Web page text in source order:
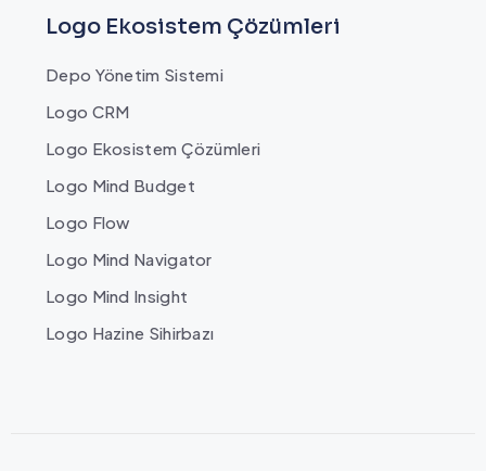
Logo Ekosistem Çözümleri
Depo Yönetim Sistemi
Logo CRM
Logo Ekosistem Çözümleri
Logo Mind Budget
Logo Flow
Logo Mind Navigator
Logo Mind Insight
Logo Hazine Sihirbazı